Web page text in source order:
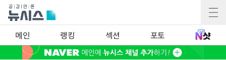
메인 랭킹 섹션 포토